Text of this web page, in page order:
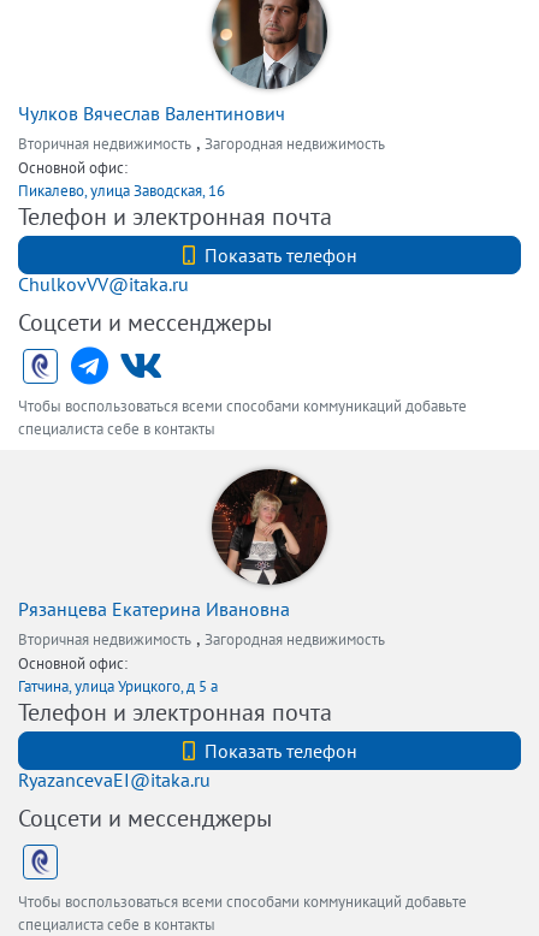
Чулков Вячеслав Валентинович
Вторичная недвижимость , Загородная недвижимость
Основной офис:
Пикалево, улица Заводская, 16
Телефон и электронная почта
Показать телефон
ChulkovVV@itaka.ru
Соцсети и мессенджеры
Чтобы воспользоваться всеми способами коммуникаций добавьте
специалиста себе в контакты
Рязанцева Екатерина Ивановна
Вторичная недвижимость , Загородная недвижимость
Основной офис:
Гатчина, улица Урицкого, д 5 а
Телефон и электронная почта
Показать телефон
RyazancevaEI@itaka.ru
Соцсети и мессенджеры
Чтобы воспользоваться всеми способами коммуникаций добавьте
специалиста себе в контакты